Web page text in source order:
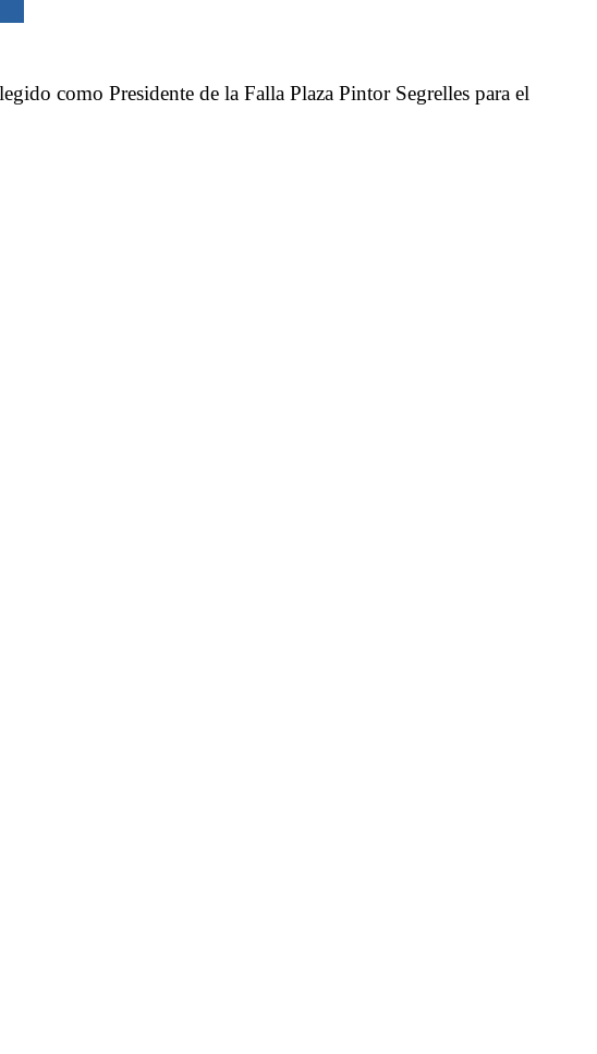
como Presidente de la Falla Plaza Pintor Segrelles para el